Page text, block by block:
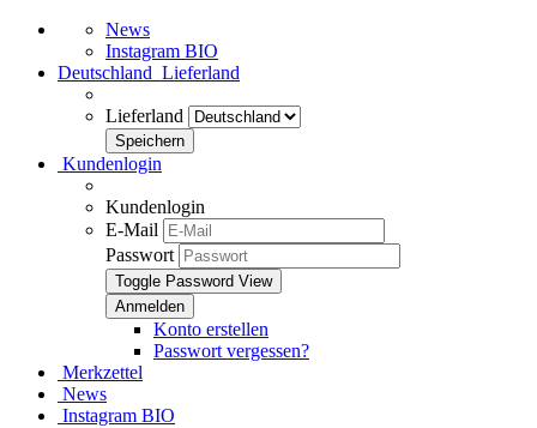
News
Instagram BIO
Deutschland Lieferland
Lieferland
Kundenlogin
Kundenlogin
E-Mail
Passwort
Toggle Password View
Konto erstellen
Passwort vergessen?
Merkzettel
News
Instagram BIO